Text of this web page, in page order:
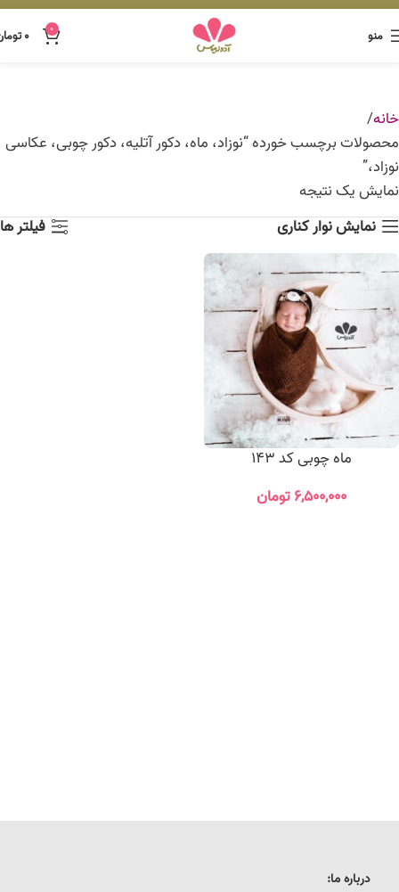
منو 0 ۰
خانه
محصولات برچسب خورده “نوزاد، ماه، دکور آتلیه، دکور چوبی، عکاسی
نوزاد،”
نمایش یک نتیجه
نمایش نوار کناری
فیلتر ها
ماه چوبی کد 143
۶,۵۰۰,۰۰۰تومان
درباره ما: